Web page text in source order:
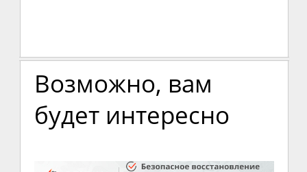
Возможно, вам
будет интересно